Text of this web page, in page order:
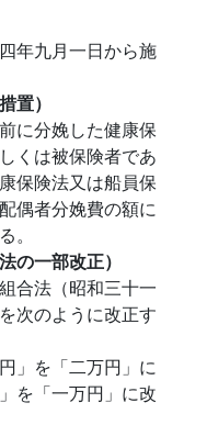
年九月一日から施
置）
に分娩した健康保
くは被保険者であ
保険法又は船員保
偶者分娩費の額に
。
の一部改正）
合法（昭和三十一
次のように改正す
」を「二万円」に
を「一万円」に改